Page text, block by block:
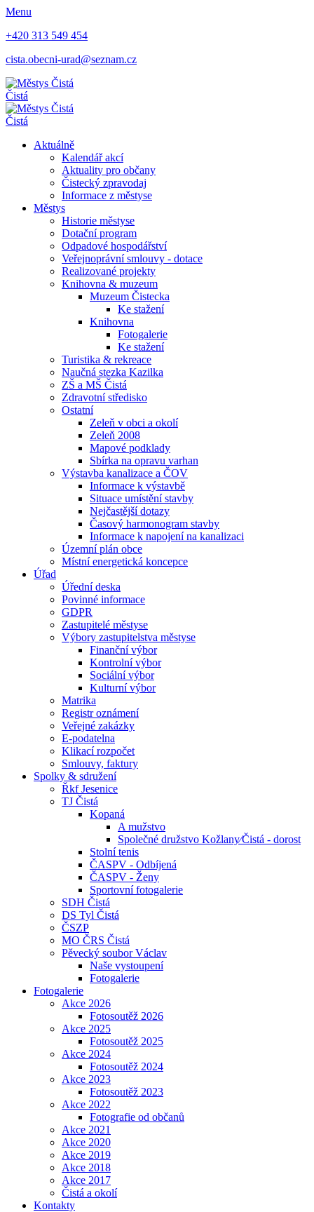
Menu
+420 313 549 454
cista.obecni-urad@seznam.cz
Čistá
Čistá
Aktuálně
Kalendář akcí
Aktuality pro občany
Čistecký zpravodaj
Informace z městyse
Městys
Historie městyse
Dotační program
Odpadové hospodářství
Veřejnoprávní smlouvy - dotace
Realizované projekty
Knihovna & muzeum
Muzeum Čistecka
Ke stažení
Knihovna
Fotogalerie
Ke stažení
Turistika & rekreace
Naučná stezka Kazilka
ZŠ a MŠ Čistá
Zdravotní středisko
Ostatní
Zeleň v obci a okolí
Zeleň 2008
Mapové podklady
Sbírka na opravu varhan
Výstavba kanalizace a ČOV
Informace k výstavbě
Situace umístění stavby
Nejčastější dotazy
Časový harmonogram stavby
Informace k napojení na kanalizaci
Územní plán obce
Místní energetická koncepce
Úřad
Úřední deska
Povinné informace
GDPR
Zastupitelé městyse
Výbory zastupitelstva městyse
Finanční výbor
Kontrolní výbor
Sociální výbor
Kulturní výbor
Matrika
Registr oznámení
Veřejné zakázky
E-podatelna
Klikací rozpočet
Smlouvy, faktury
Spolky & sdružení
Řkf Jesenice
TJ Čistá
Kopaná
A mužstvo
Společné družstvo Kožlany⁄Čistá - dorost
Stolní tenis
ČASPV - Odbíjená
ČASPV - Ženy
Sportovní fotogalerie
SDH Čistá
DS Tyl Čistá
ČSZP
MO ČRS Čistá
Pěvecký soubor Václav
Naše vystoupení
Fotogalerie
Fotogalerie
Akce 2026
Fotosoutěž 2026
Akce 2025
Fotosoutěž 2025
Akce 2024
Fotosoutěž 2024
Akce 2023
Fotosoutěž 2023
Akce 2022
Fotografie od občanů
Akce 2021
Akce 2020
Akce 2019
Akce 2018
Akce 2017
Čistá a okolí
Kontakty